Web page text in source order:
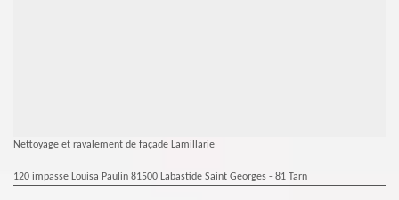
Nettoyage et ravalement de façade Lamillarie
120 impasse Louisa Paulin 81500 Labastide Saint Georges - 81 Tarn